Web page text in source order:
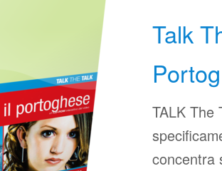
Talk
TALK The
concentra